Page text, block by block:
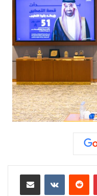
بينتيريست